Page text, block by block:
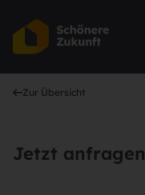
Zur Übersicht
Jetzt anfragen